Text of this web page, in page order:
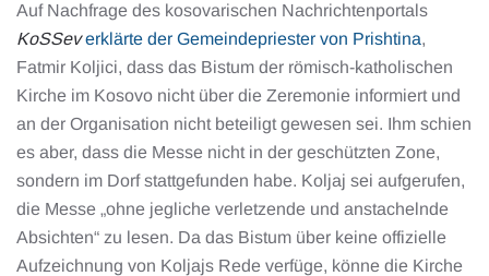
Auf Nachfrage des kosovarischen Nachrichtenportals
KoSSev erklärte der Gemeindepriester von Prishtina,
Fatmir Koljici, dass das Bistum der römisch-katholischen
Kirche im Kosovo nicht über die Zeremonie informiert und
an der Organisation nicht beteiligt gewesen sei. Ihm schien
es aber, dass die Messe nicht in der geschützten Zone,
sondern im Dorf stattgefunden habe. Koljaj sei aufgerufen,
die Messe „ohne jegliche verletzende und anstachelnde
Absichten“ zu lesen. Da das Bistum über keine offizielle
Aufzeichnung von Koljajs Rede verfüge, könne die Kirche